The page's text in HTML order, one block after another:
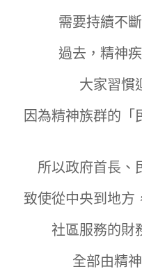
需要持續不
過去，精神
大家習慣
因為精神族群的「
所以政府首長、
致使從中央到地方
社區服務的財
全部由精